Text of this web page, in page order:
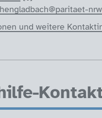
und weitere